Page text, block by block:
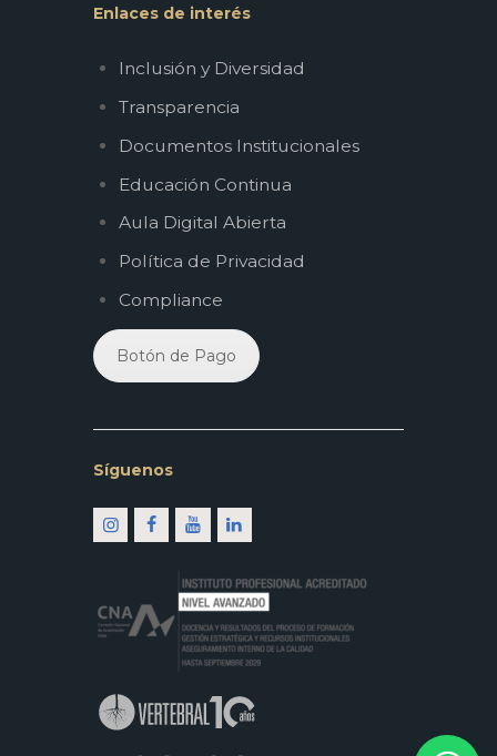
Enlaces de interés
Inclusión y Diversidad
Transparencia
Documentos Institucionales
Educación Continua
Aula Digital Abierta
Política de Privacidad
Compliance
Botón de Pago
Síguenos